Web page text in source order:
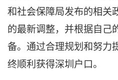
和社会保障局发布的相关
的最新调整，并根据自己
备。通过合理规划和努力
终顺利获得深圳户口。